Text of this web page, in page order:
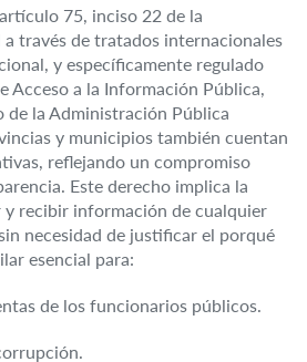
75, inciso 22 de la
través de tratados internacionales
y específicamente regulado
Acceso a la Información Pública,
de la Administración Pública
y municipios también cuentan
reflejando un compromiso
Este derecho implica la
recibir información de cualquier
necesidad de justificar el porqué
esencial para:
de los funcionarios públicos.